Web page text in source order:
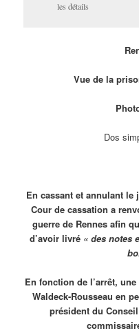
les détails
Vue de la
Dos
En cassant et annulant le
Cour de cassation a
guerre de Rennes afin
d’avoir livré « des notes
En fonction de l’arrêt,
Waldeck-Rousseau en
président du